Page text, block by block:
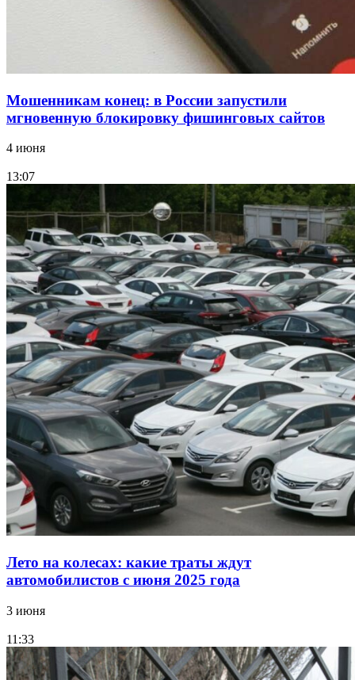
Мошенникам конец: в России запустили
мгновенную блокировку фишинговых сайтов
4 июня
13:07
Лето на колесах: какие траты ждут
автомобилистов с июня 2025 года
3 июня
11:33